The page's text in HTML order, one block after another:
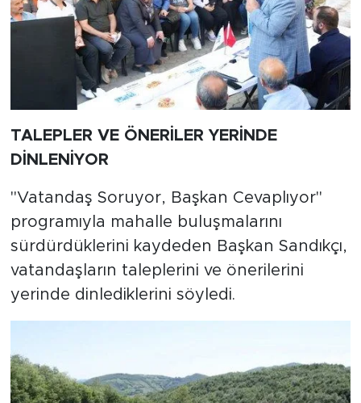
TALEPLER VE ÖNERİLER YERİNDE
DİNLENİYOR
"Vatandaş Soruyor, Başkan Cevaplıyor"
programıyla mahalle buluşmalarını
sürdürdüklerini kaydeden Başkan Sandıkçı,
vatandaşların taleplerini ve önerilerini
yerinde dinlediklerini söyledi.